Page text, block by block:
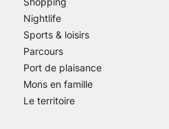
Nightlife
Sports & loisirs
Parcours
Port de plaisance
Mons en famille
Le territoire